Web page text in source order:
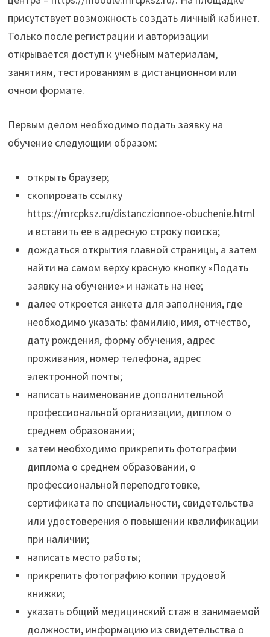
присутствует возможность создать личный кабинет.
Только после регистрации и авторизации
открывается доступ к учебным материалам,
занятиям, тестированиям в дистанционном или
очном формате.
Первым делом необходимо подать заявку на
обучение следующим образом:
открыть браузер;
скопировать ссылку
https://mrcpksz.ru/distanczionnoe-obuchenie.html
и вставить ее в адресную строку поиска;
дождаться открытия главной страницы, а затем
найти на самом верху красную кнопку «Подать
заявку на обучение» и нажать на нее;
далее откроется анкета для заполнения, где
необходимо указать: фамилию, имя, отчество,
дату рождения, форму обучения, адрес
проживания, номер телефона, адрес
электронной почты;
написать наименование дополнительной
профессиональной организации, диплом о
среднем образовании;
затем необходимо прикрепить фотографии
диплома о среднем образовании, о
профессиональной переподготовке,
сертификата по специальности, свидетельства
или удостоверения о повышении квалификации
при наличии;
написать место работы;
прикрепить фотографию копии трудовой
книжки;
указать общий медицинский стаж в занимаемой
должности, информацию из свидетельства о